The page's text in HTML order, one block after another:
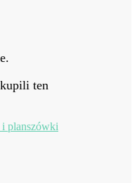
ten
planszówki